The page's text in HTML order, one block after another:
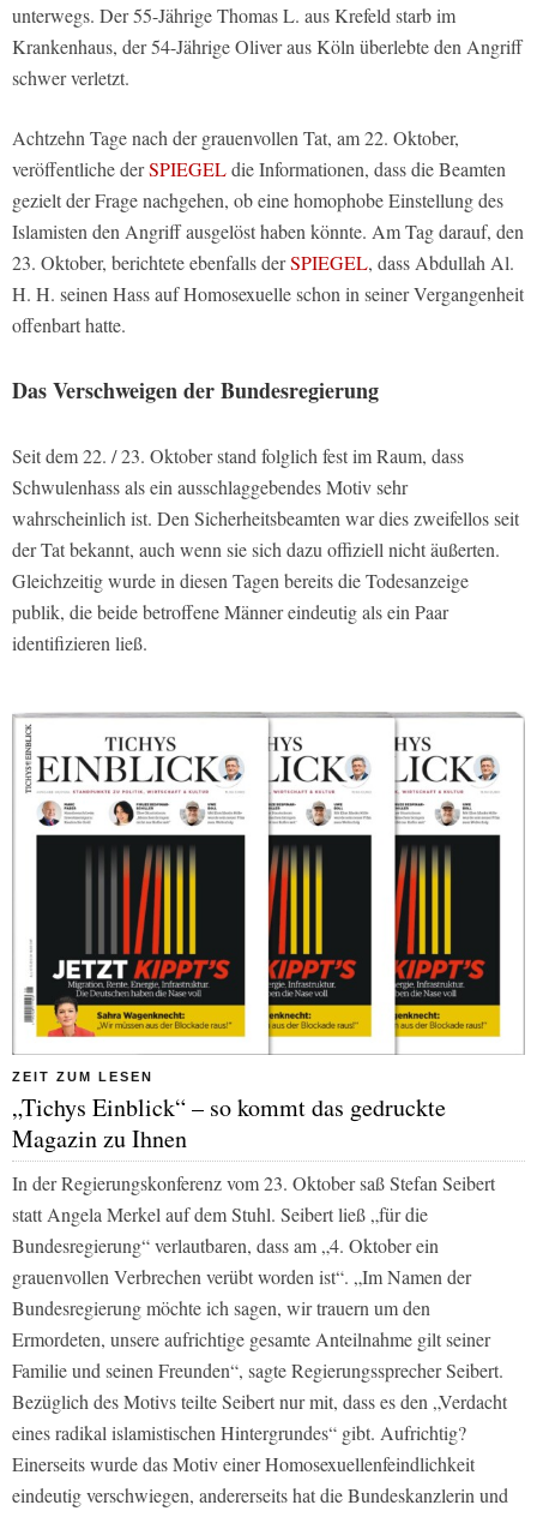
unterwegs. Der 55-Jährige Thomas L. aus Krefeld starb im
Krankenhaus, der 54-Jährige Oliver aus Köln überlebte den Angriff
schwer verletzt.
Achtzehn Tage nach der grauenvollen Tat, am 22. Oktober,
veröffentliche derSPIEGELdie Informationen, dass die Beamten
gezielt der Frage nachgehen, ob eine homophobe Einstellung des
Islamisten den Angriff ausgelöst haben könnte. Am Tag darauf, den
23. Oktober, berichtete ebenfalls derSPIEGEL, dass Abdullah Al.
H. H. seinen Hass auf Homosexuelle schon in seiner Vergangenheit
offenbart hatte.
Das Verschweigen der Bundesregierung
Seit dem 22. / 23. Oktober stand folglich fest im Raum, dass
Schwulenhass als ein ausschlaggebendes Motiv sehr
wahrscheinlich ist. Den Sicherheitsbeamten war dies zweifellos seit
der Tat bekannt, auch wenn sie sich dazu offiziell nicht äußerten.
Gleichzeitig wurde in diesen Tagen bereits die Todesanzeige
publik, die beide betroffene Männer eindeutig als ein Paar
identifizieren ließ.
ZEIT ZUM LESEN
„Tichys Einblick“ – so kommt das gedruckte
Magazin zu Ihnen
In der Regierungskonferenz vom 23. Oktober saß Stefan Seibert
statt Angela Merkel auf dem Stuhl. Seibert ließ „für die
Bundesregierung“ verlautbaren, dass am „4. Oktober ein
grauenvollen Verbrechen verübt worden ist“. „Im Namen der
Bundesregierung möchte ich sagen, wir trauern um den
Ermordeten, unsere aufrichtige gesamte Anteilnahme gilt seiner
Familie und seinen Freunden“, sagte Regierungssprecher Seibert.
Bezüglich des Motivs teilte Seibert nur mit, dass es den „Verdacht
eines radikal islamistischen Hintergrundes“ gibt. Aufrichtig?
Einerseits wurde das Motiv einer Homosexuellenfeindlichkeit
eindeutig verschwiegen, andererseits hat die Bundeskanzlerin und